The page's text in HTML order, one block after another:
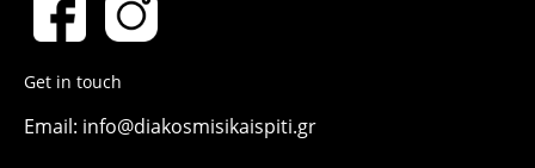
Get in touch
Email: info@diakosmisikaispiti.gr